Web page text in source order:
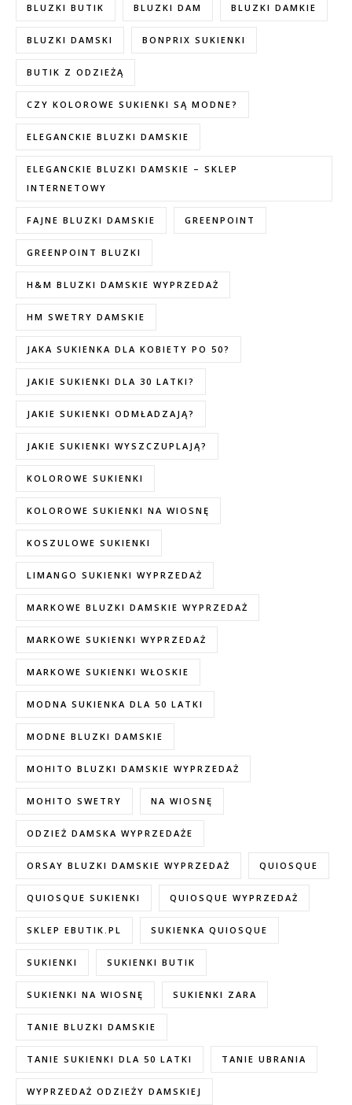
BLUZKI BUTIK BLUZKI DAM BLUZKI DAMKIE
BLUZKI DAMSKI BONPRIX SUKIENKI
BUTIK Z ODZIEŻĄ
CZY KOLOROWE SUKIENKI SĄ MODNE?
ELEGANCKIE BLUZKI DAMSKIE
ELEGANCKIE BLUZKI DAMSKIE – SKLEP
INTERNETOWY
FAJNE BLUZKI DAMSKIE GREENPOINT
GREENPOINT BLUZKI
H&M BLUZKI DAMSKIE WYPRZEDAŻ
HM SWETRY DAMSKIE
JAKA SUKIENKA DLA KOBIETY PO 50?
JAKIE SUKIENKI DLA 30 LATKI?
JAKIE SUKIENKI ODMŁADZAJĄ?
JAKIE SUKIENKI WYSZCZUPLAJĄ?
KOLOROWE SUKIENKI
KOLOROWE SUKIENKI NA WIOSNĘ
KOSZULOWE SUKIENKI
LIMANGO SUKIENKI WYPRZEDAŻ
MARKOWE BLUZKI DAMSKIE WYPRZEDAŻ
MARKOWE SUKIENKI WYPRZEDAŻ
MARKOWE SUKIENKI WŁOSKIE
MODNA SUKIENKA DLA 50 LATKI
MODNE BLUZKI DAMSKIE
MOHITO BLUZKI DAMSKIE WYPRZEDAŻ
MOHITO SWETRY NA WIOSNĘ
ODZIEŻ DAMSKA WYPRZEDAŻE
ORSAY BLUZKI DAMSKIE WYPRZEDAŻ QUIOSQUE
QUIOSQUE SUKIENKI QUIOSQUE WYPRZEDAŻ
SKLEP EBUTIK.PL SUKIENKA QUIOSQUE
SUKIENKI SUKIENKI BUTIK
SUKIENKI NA WIOSNĘ SUKIENKI ZARA
TANIE BLUZKI DAMSKIE
TANIE SUKIENKI DLA 50 LATKI TANIE UBRANIA
WYPRZEDAŻ ODZIEŻY DAMSKIEJ